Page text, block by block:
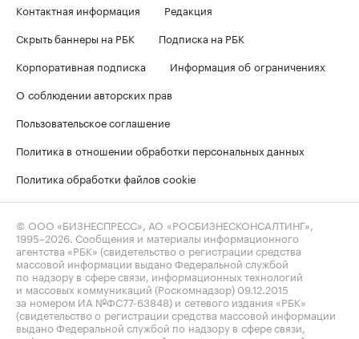
Контактная информация
Редакция
Скрыть баннеры на РБК
Подписка на РБК
Корпоративная подписка
Информация об ограничениях
О соблюдении авторских прав
Пользовательское соглашение
Политика в отношении обработки персональных данных
Политика обработки файлов cookie
© ООО «БИЗНЕСПРЕСС», АО «РОСБИЗНЕСКОНСАЛТИНГ»,
1995–2026 . Сообщения и материалы информационного
агентства «РБК» (свидетельство о регистрации средства
массовой информации выдано Федеральной службой
по надзору в сфере связи, информационных технологий
и массовых коммуникаций (Роскомнадзор) 09.12.2015
за номером ИА №ФС77-63848) и сетевого издания «РБК»
(свидетельство о регистрации средства массовой информации
выдано Федеральной службой по надзору в сфере связи,